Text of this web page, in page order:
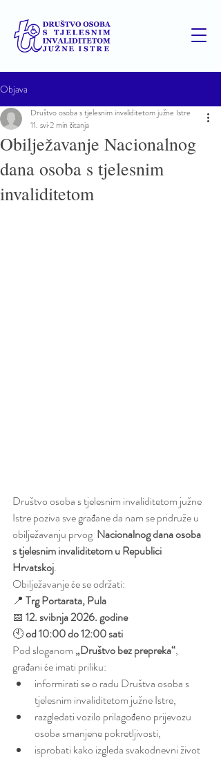
Objava
Obilježavanje Nacionalnog
dana osoba s tjelesnim
invaliditetom
Društvo osoba s tjelesnim invaliditetom južne Istre
11. svi2 min čitanja
Društvo osoba s tjelesnim invaliditetom južne
Istre poziva sve građane da nam se pridruže u
obilježavanju prvog Nacionalnog dana osoba
s tjelesnim invaliditetom u Republici
Hrvatskoj.
Obilježavanje će se održati:
📍 Trg Portarata, Pula
📅 12. svibnja 2026. godine
🕙 od 10:00 do 12:00 sati
Pod sloganom „Društvo bez prepreka“,
građani će imati priliku:
informirati se o radu Društva osoba s
tjelesnim invaliditetom južne Istre,
razgledati vozilo prilagođeno prijevozu
osoba smanjene pokretljivosti,
isprobati kako izgleda svakodnevni život